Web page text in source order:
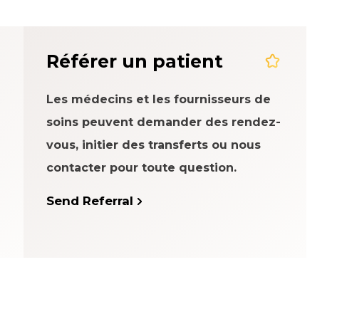
Référer un patient
Les médecins et les fournisseurs de
soins peuvent demander des rendez-
vous, initier des transferts ou nous
contacter pour toute question.
Send Referral